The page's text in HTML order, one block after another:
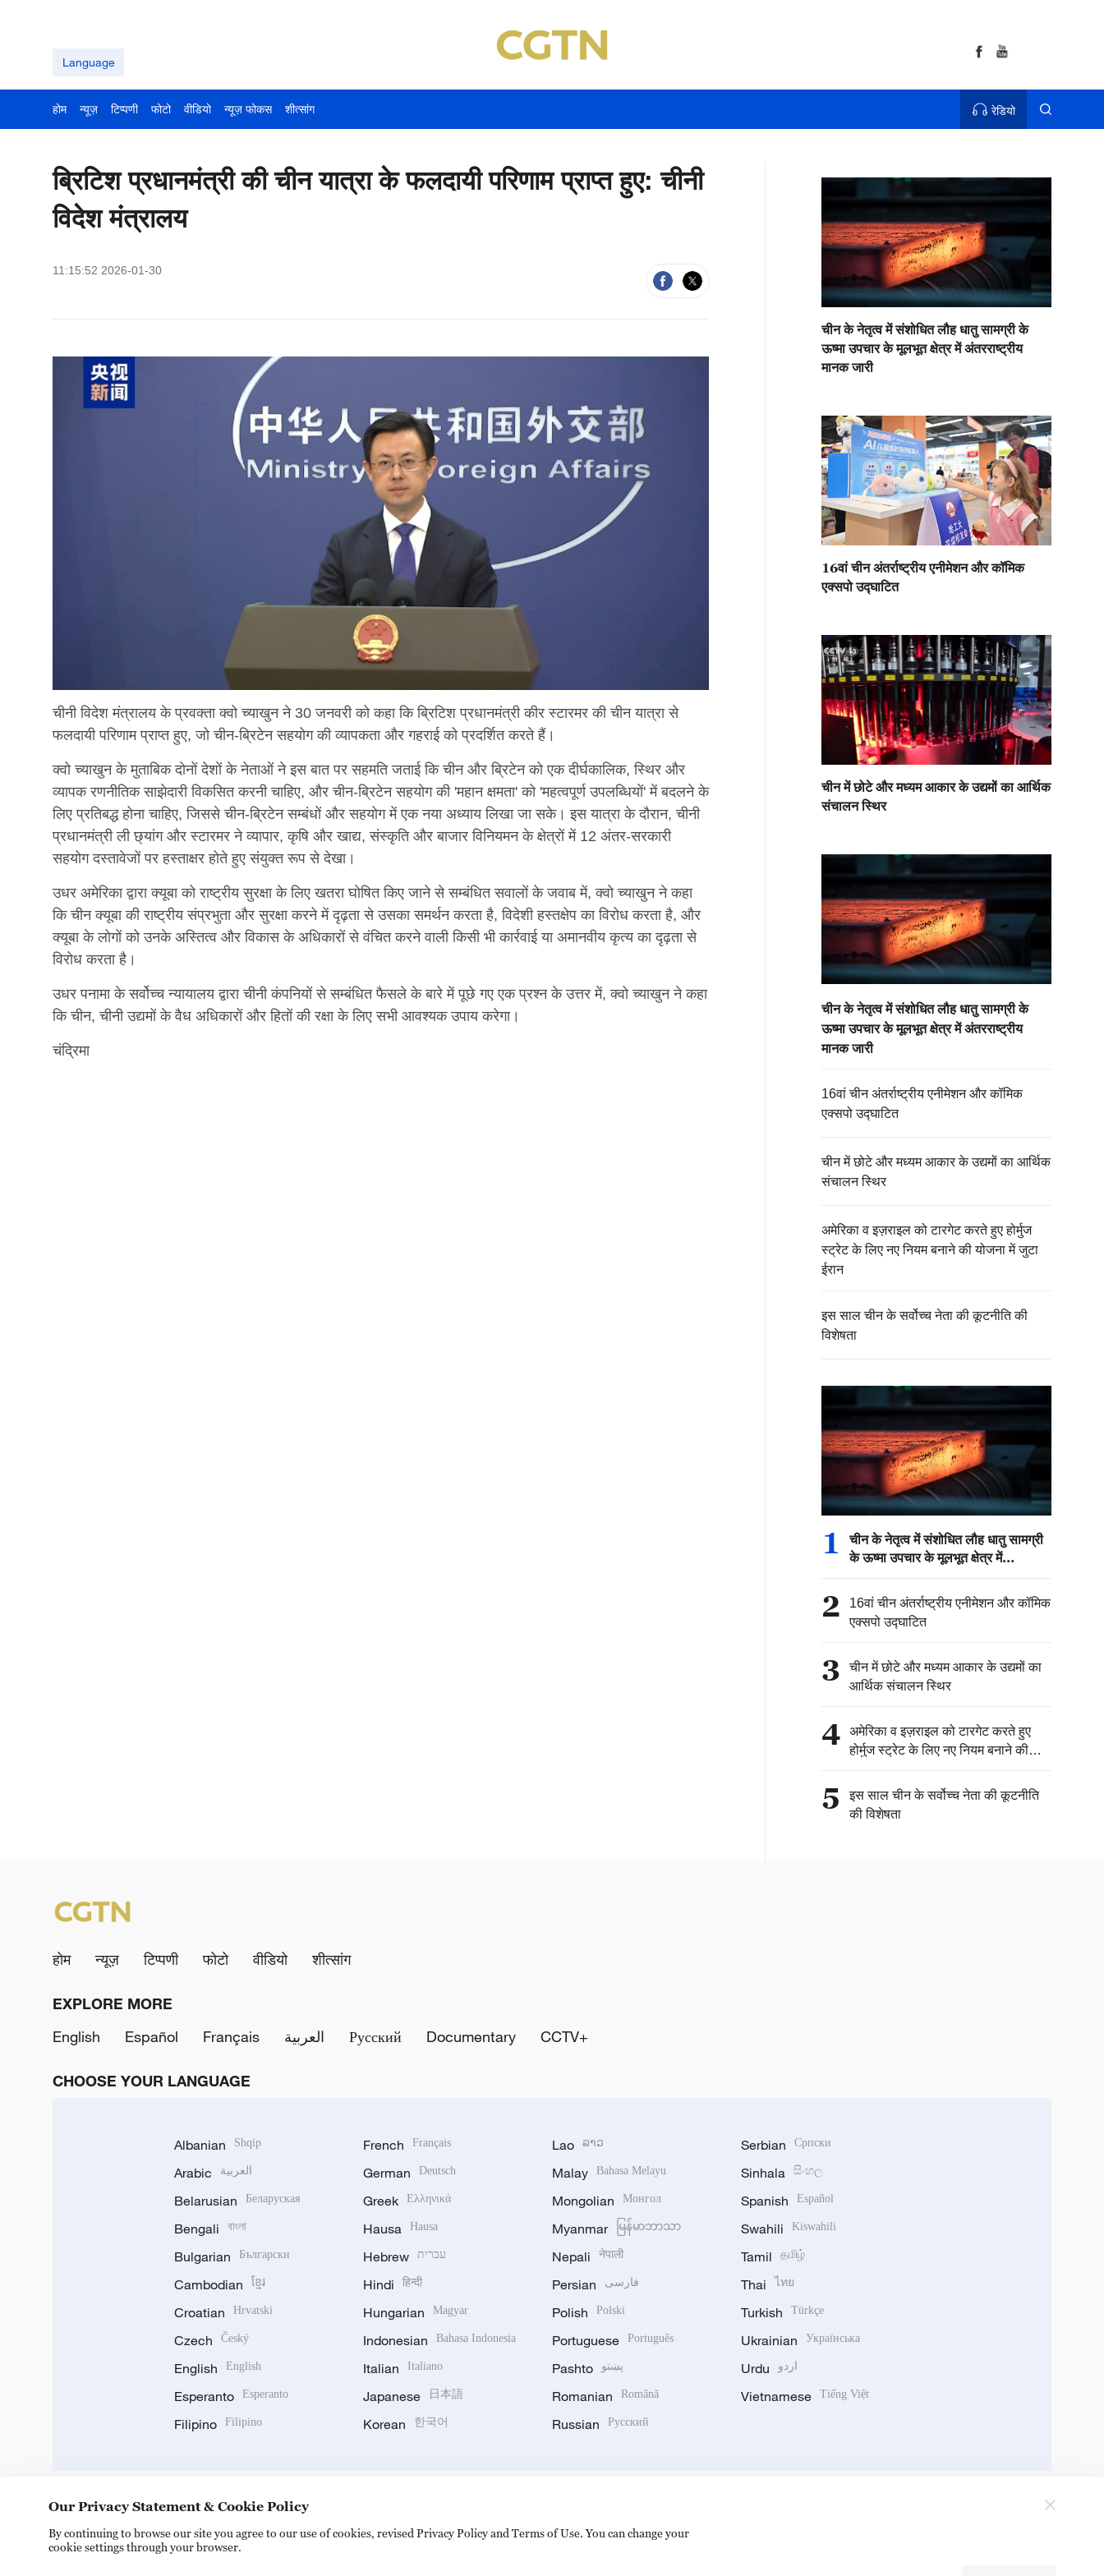
Language
होम न्यूज़ टिप्पणी फोटो वीडियो न्यूज़ फोकस शीत्सांग रेडियो
ब्रिटिश प्रधानमंत्री की चीन यात्रा के फलदायी परिणाम प्राप्त हुए: चीनी
विदेश मंत्रालय
11:15:52 2026-01-30
चीनी विदेश मंत्रालय के प्रवक्ता क्वो च्याखुन ने 30 जनवरी को कहा कि ब्रिटिश प्रधानमंत्री कीर स्टारमर की चीन यात्रा से
फलदायी परिणाम प्राप्त हुए, जो चीन-ब्रिटेन सहयोग की व्यापकता और गहराई को प्रदर्शित करते हैं।
क्वो च्याखुन के मुताबिक दोनों देशों के नेताओं ने इस बात पर सहमति जताई कि चीन और ब्रिटेन को एक दीर्घकालिक, स्थिर और
व्यापक रणनीतिक साझेदारी विकसित करनी चाहिए, और चीन-ब्रिटेन सहयोग की 'महान क्षमता' को 'महत्वपूर्ण उपलब्धियों' में बदलने के
लिए प्रतिबद्ध होना चाहिए, जिससे चीन-ब्रिटेन सम्बंधों और सहयोग में एक नया अध्याय लिखा जा सके। इस यात्रा के दौरान, चीनी
प्रधानमंत्री ली छ्यांग और स्टारमर ने व्यापार, कृषि और खाद्य, संस्कृति और बाजार विनियमन के क्षेत्रों में 12 अंतर-सरकारी
सहयोग दस्तावेजों पर हस्ताक्षर होते हुए संयुक्त रूप से देखा।
उधर अमेरिका द्वारा क्यूबा को राष्ट्रीय सुरक्षा के लिए खतरा घोषित किए जाने से सम्बंधित सवालों के जवाब में, क्वो च्याखुन ने कहा
कि चीन क्यूबा की राष्ट्रीय संप्रभुता और सुरक्षा करने में दृढ़ता से उसका समर्थन करता है, विदेशी हस्तक्षेप का विरोध करता है, और
क्यूबा के लोगों को उनके अस्तित्व और विकास के अधिकारों से वंचित करने वाली किसी भी कार्रवाई या अमानवीय कृत्य का दृढ़ता से
विरोध करता है।
उधर पनामा के सर्वोच्च न्यायालय द्वारा चीनी कंपनियों से सम्बंधित फैसले के बारे में पूछे गए एक प्रश्न के उत्तर में, क्वो च्याखुन ने कहा
कि चीन, चीनी उद्यमों के वैध अधिकारों और हितों की रक्षा के लिए सभी आवश्यक उपाय करेगा।
चंद्रिमा
चीन के नेतृत्व में संशोधित लौह धातु सामग्री के
ऊष्मा उपचार के मूलभूत क्षेत्र में अंतरराष्ट्रीय
मानक जारी
16वां चीन अंतर्राष्ट्रीय एनीमेशन और कॉमिक
एक्सपो उद्घाटित
चीन में छोटे और मध्यम आकार के उद्यमों का आर्थिक
संचालन स्थिर
चीन के नेतृत्व में संशोधित लौह धातु सामग्री के
ऊष्मा उपचार के मूलभूत क्षेत्र में अंतरराष्ट्रीय
मानक जारी
16वां चीन अंतर्राष्ट्रीय एनीमेशन और कॉमिक
एक्सपो उद्घाटित
चीन में छोटे और मध्यम आकार के उद्यमों का आर्थिक
संचालन स्थिर
अमेरिका व इज़राइल को टारगेट करते हुए होर्मुज
स्ट्रेट के लिए नए नियम बनाने की योजना में जुटा
ईरान
इस साल चीन के सर्वोच्च नेता की कूटनीति की
विशेषता
1
चीन के नेतृत्व में संशोधित लौह धातु सामग्री
के ऊष्मा उपचार के मूलभूत क्षेत्र में
अंतरराष्ट्रीय मानक जारी
2
16वां चीन अंतर्राष्ट्रीय एनीमेशन और कॉमिक
एक्सपो उद्घाटित
3
चीन में छोटे और मध्यम आकार के उद्यमों का
आर्थिक संचालन स्थिर
4
अमेरिका व इज़राइल को टारगेट करते हुए
होर्मुज स्ट्रेट के लिए नए नियम बनाने की
योजना में जुटा ईरान
5
इस साल चीन के सर्वोच्च नेता की कूटनीति
की विशेषता
होम न्यूज़ टिप्पणी फोटो वीडियो शीत्सांग
EXPLORE MORE
English
Español Français العربية Русский Documentary CCTV+
CHOOSE YOUR LANGUAGE
Albanian Shqip
Arabic العربية
Belarusian Беларуская
Bengali বাংলা
Bulgarian Български
Cambodian ខ្មែរ
Croatian Hrvatski
Czech Český
English English
Esperanto Esperanto
Filipino Filipino
French Français
German Deutsch
Greek Ελληνικά
Hausa Hausa
Hebrew עברית
Hindi हिन्दी
Hungarian Magyar
Indonesian Bahasa Indonesia
Italian Italiano
Japanese 日本語
Korean 한국어
Lao ລາວ
Malay Bahasa Melayu
Mongolian Монгол
Myanmar မြန်မာဘာသာ
Nepali नेपाली
Persian فارسی
Polish Polski
Portuguese Português
Pashto پښتو
Romanian Română
Russian Русский
Serbian Српски
Sinhala සිංහල
Spanish Español
Swahili Kiswahili
Tamil தமிழ்
Thai ไทย
Turkish Türkçe
Ukrainian Українська
Urdu اردو
Vietnamese Tiếng Việt
DOWNLOAD OUR APP
Our Privacy Statement & Cookie Policy
By continuing to browse our site you agree to our use of cookies, revised Privacy Policy and Terms of Use. You can change your
cookie settings through your browser.